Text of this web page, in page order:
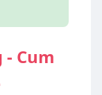
- Cum